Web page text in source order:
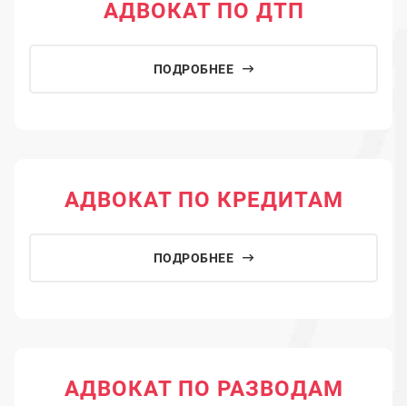
АДВОКАТ ПО ДТП
ПОДРОБНЕЕ
АДВОКАТ ПО КРЕДИТАМ
ПОДРОБНЕЕ
АДВОКАТ ПО РАЗВОДАМ